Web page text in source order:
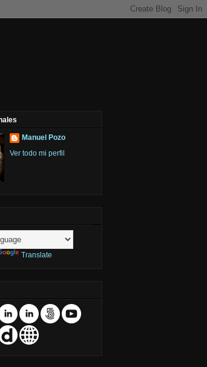
Manuel Pozo
Ver todo mi perfil
Translate